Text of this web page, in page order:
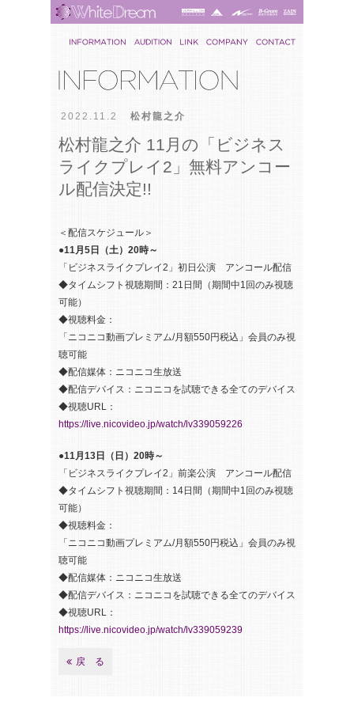
2022.11.2 松村龍之介
松村龍之介 11月の「ビジネス
ライクプレイ2」無料アンコー
ル配信決定!!
＜配信スケジュール＞
●11月5日（土）20時～
「ビジネスライクプレイ2」初日公演 アンコール配信
◆タイムシフト視聴期間：21日間（期間中1回のみ視聴
可能）
◆視聴料金：
「ニコニコ動画プレミアム/月額550円税込」会員のみ視
聴可能
◆配信媒体：ニコニコ生放送
◆配信デバイス：ニコニコを試聴できる全てのデバイス
◆視聴URL：
https://live.nicovideo.jp/watch/lv339059226
●11月13日（日）20時～
「ビジネスライクプレイ2」前楽公演 アンコール配信
◆タイムシフト視聴期間：14日間（期間中1回のみ視聴
可能）
◆視聴料金：
「ニコニコ動画プレミアム/月額550円税込」会員のみ視
聴可能
◆配信媒体：ニコニコ生放送
◆配信デバイス：ニコニコを試聴できる全てのデバイス
◆視聴URL：
https://live.nicovideo.jp/watch/lv339059239
戻 る